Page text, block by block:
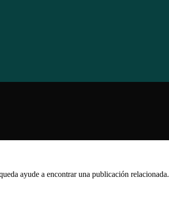
ayude a encontrar una publicación relacionada.